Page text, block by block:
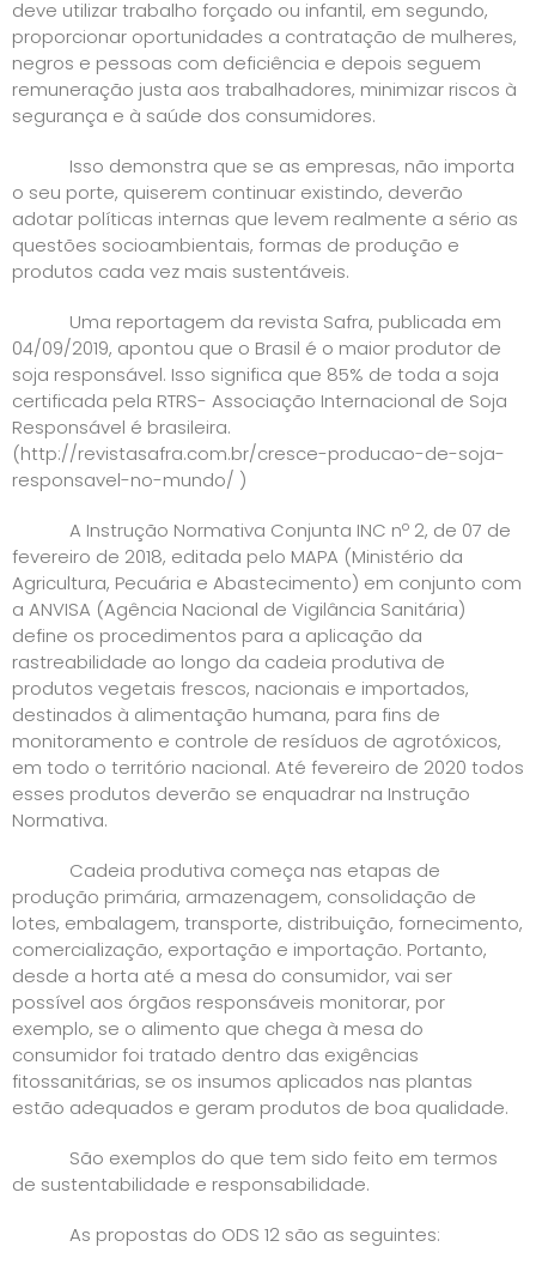
deve utilizar trabalho forçado ou infantil, em segundo,
proporcionar oportunidades a contratação de mulheres,
negros e pessoas com deficiência e depois seguem
remuneração justa aos trabalhadores, minimizar riscos à
segurança e à saúde dos consumidores.
Isso demonstra que se as empresas, não importa
o seu porte, quiserem continuar existindo, deverão
adotar políticas internas que levem realmente a sério as
questões socioambientais, formas de produção e
produtos cada vez mais sustentáveis.
Uma reportagem da revista Safra, publicada em
04/09/2019, apontou que o Brasil é o maior produtor de
soja responsável. Isso significa que 85% de toda a soja
certificada pela RTRS- Associação Internacional de Soja
Responsável é brasileira.
(http://revistasafra.com.br/cresce-producao-de-soja-
responsavel-no-mundo/ )
A Instrução Normativa Conjunta INC nº 2, de 07 de
fevereiro de 2018, editada pelo MAPA (Ministério da
Agricultura, Pecuária e Abastecimento) em conjunto com
a ANVISA (Agência Nacional de Vigilância Sanitária)
define os procedimentos para a aplicação da
rastreabilidade ao longo da cadeia produtiva de
produtos vegetais frescos, nacionais e importados,
destinados à alimentação humana, para fins de
monitoramento e controle de resíduos de agrotóxicos,
em todo o território nacional. Até fevereiro de 2020 todos
esses produtos deverão se enquadrar na Instrução
Normativa.
Cadeia produtiva começa nas etapas de
produção primária, armazenagem, consolidação de
lotes, embalagem, transporte, distribuição, fornecimento,
comercialização, exportação e importação. Portanto,
desde a horta até a mesa do consumidor, vai ser
possível aos órgãos responsáveis monitorar, por
exemplo, se o alimento que chega à mesa do
consumidor foi tratado dentro das exigências
fitossanitárias, se os insumos aplicados nas plantas
estão adequados e geram produtos de boa qualidade.
São exemplos do que tem sido feito em termos
de sustentabilidade e responsabilidade.
As propostas do ODS 12 são as seguintes: